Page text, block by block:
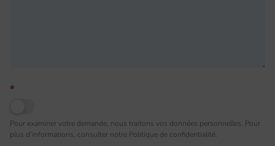
*
Pour examiner votre demande, nous traitons vos données personnelles. Pour
plus d’informations, consulter notre Politique de confidentialité.